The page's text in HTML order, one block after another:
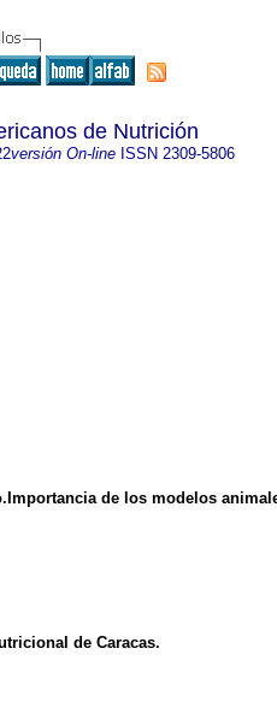
de Nutrición
versión On-lineISSN 2309-5806
de los modelos
de Caracas.